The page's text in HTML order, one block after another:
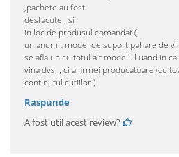
,pachete au fost
desfacute , si
in loc de produsul comandat (
un anumit model de suport pahare de
se afla un cu totul alt model . Luand in
vina dvs, , ci a firmei producatoare (cu
continutul cutiilor )
Raspunde
A fost util acest review?